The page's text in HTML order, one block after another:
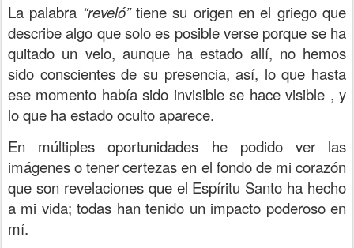
La palabra “reveló”tiene su origen en el griego que
describe algo que solo es posible verse porque se ha
quitado un velo, aunque ha estado allí, no hemos
sido conscientes de su presencia, así, lo que hasta
ese momento había sido invisible se hace visible , y
lo que ha estado oculto aparece.
En múltiples oportunidades he podido ver las
imágenes o tener certezas en el fondo de mi corazón
que son revelaciones que el Espíritu Santo ha hecho
a mi vida; todas han tenido un impacto poderoso en
mí.